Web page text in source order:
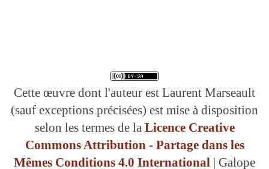
Cette œuvre dont l'auteur est Laurent Marseault
(sauf exceptions précisées) est mise à disposition
selon les termes de la Licence Creative
Commons Attribution - Partage dans les
Mêmes Conditions 4.0 International | Galope